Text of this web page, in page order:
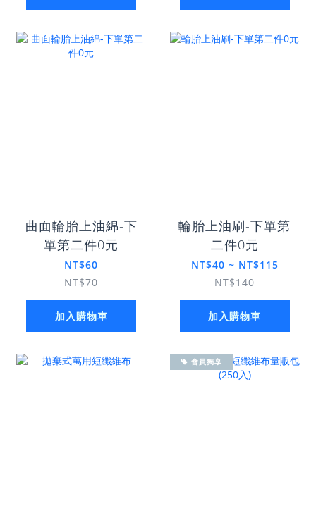
曲面輪胎上油綿-下
單第二件0元
NT$60
NT$70
加入購物車
輪胎上油刷-下單第
二件0元
NT$40 ~ NT$115
NT$140
加入購物車
會員獨享